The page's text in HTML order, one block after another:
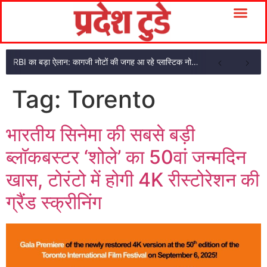
RBI का बड़ा ऐलान: कागजी नोटों की जगह आ रहे प्लास्टिक नोट, ₹10-₹20 के नोट बदल जाएंगे
Tag: Torento
भारतीय सिनेमा की सबसे बड़ी
ब्लॉकबस्टर ‘शोले’ का 50वां जन्मदिन
खास, टोरंटो में होगी 4K रीस्टोरेशन की
ग्रैंड स्क्रीनिंग